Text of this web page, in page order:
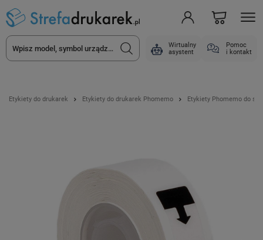
Wirtualny
asystent
Pomoc
i kontakt
Etykiety do drukarek Etykiety do drukarek Phomemo Etykiety Phomemo do